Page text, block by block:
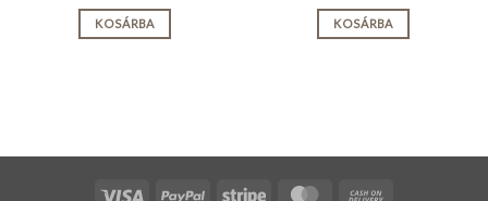
KOSÁRBA KOSÁRBA
Visa PayPal Stripe MasterCard